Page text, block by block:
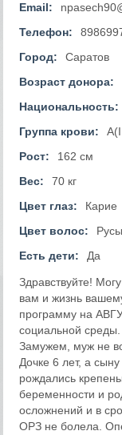
Email:
Телефон:
Город:
Саратов
Возраст донора:
Национальность:
Группа крови:
Рост:
162 см
Вес:
70 кг
Цвет глаз:
Карие
Цвет волос:
Есть дети:
Да
Здравствуйте!
вам и жизнь
программу на
социальной
Замужем, муж не
Дочке 6 лет, а
рождались
беременности и
осложнений и в
ОРЗ не болела.